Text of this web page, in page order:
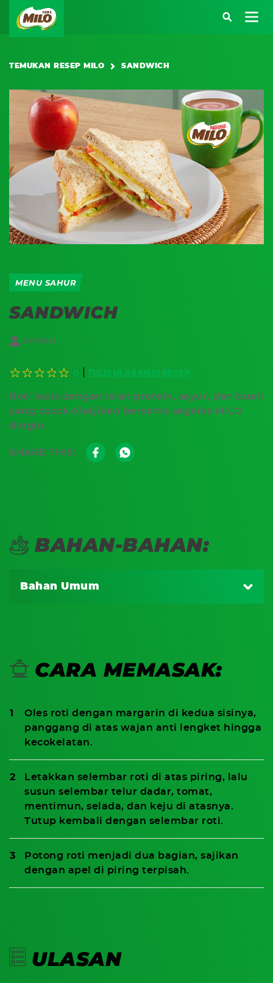
Main navigation
BEKAL BERENERGI
KREASI RESEP
TEMUKAN RESEP MILO SANDWICH
MENU SAHUR
SANDWICH
5 PORSI
0 TULIS ULASAN DI RESEP
Roti lapis dengan isian protein, sayur, dan buah
yang cocok disajikan bersama segelas MILO
dingin.
SHARE THIS:
BAHAN-BAHAN:
Bahan Umum
5 lembar telur ayam dadar
5 lembar selada
10 iris tomat merah
Apel ukuran kecil
CARA MEMASAK:
Oles roti dengan margarin di kedua sisinya,
panggang di atas wajan anti lengket hingga
kecokelatan.
Letakkan selembar roti di atas piring, lalu
susun selembar telur dadar, tomat,
mentimun, selada, dan keju di atasnya.
Tutup kembali dengan selembar roti.
Potong roti menjadi dua bagian, sajikan
dengan apel di piring terpisah.
ULASAN